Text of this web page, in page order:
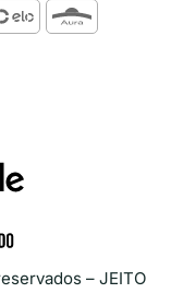
– JEITO